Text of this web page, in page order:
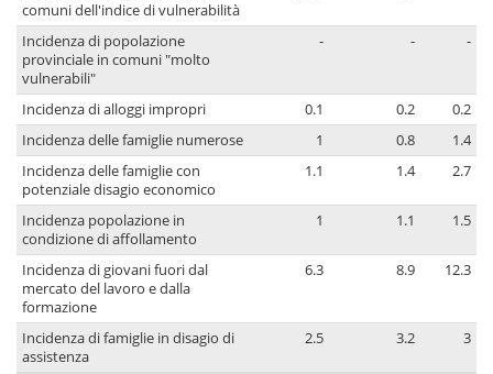
comuni dell'indice di vulnerabilità
Incidenza di popolazione
provinciale in comuni "molto
vulnerabili"
- - -
Incidenza di alloggi impropri 0.1 0.2
0.2
Incidenza delle famiglie numerose
1 0.8
1.4
Incidenza delle famiglie con
potenziale disagio economico
1.1 1.4 2.7
Incidenza popolazione in
condizione di affollamento
1 1.1 1.5
Incidenza di giovani fuori dal
mercato del lavoro e dalla
formazione
6.3 8.9 12.3
Incidenza di famiglie in disagio di
assistenza
2.5 3.2 3